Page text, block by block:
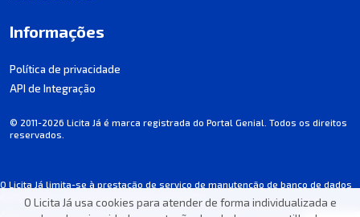
O Licita Já usa cookies para atender de forma individualizada e
O Licita Já limita-se à prestação de serviço de manutenção de banco de dados
de licitações, não participando dos processos.
Algumas informações podem apresentar incorreções involuntárias. Consulte
Informações
Política de privacidade
API de Integração
© 2011-2026 Licita Já é marca registrada do Portal Genial. Todos os direitos
reservados.